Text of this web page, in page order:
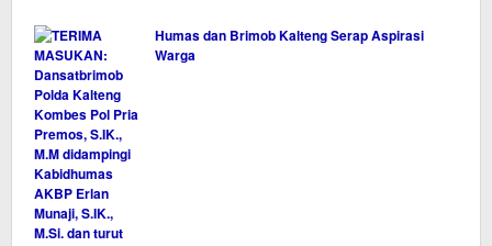
Humas dan Brimob Kalteng Serap Aspirasi
Warga